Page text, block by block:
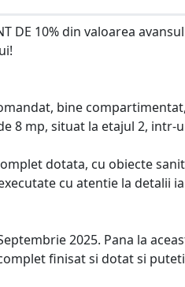
DE 10% din valoarea
bine
8 mp, situat la etajul 2, intr-
dotata, cu obiecte
cu atentie la detalii
2025. Pana la
finisat si dotat si